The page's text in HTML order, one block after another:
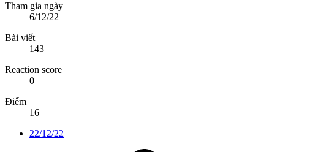
Tham gia ngày
6/12/22
Bài viết
143
Reaction score
0
Điểm
16
22/12/22